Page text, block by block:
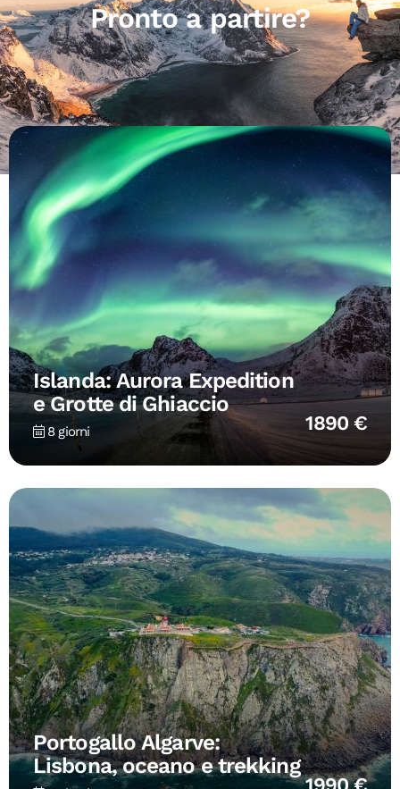
Pronto a partire?
Islanda: Aurora Expedition
e Grotte di Ghiaccio
8 giorni 1890 €
Portogallo Algarve:
Lisbona, oceano e trekking